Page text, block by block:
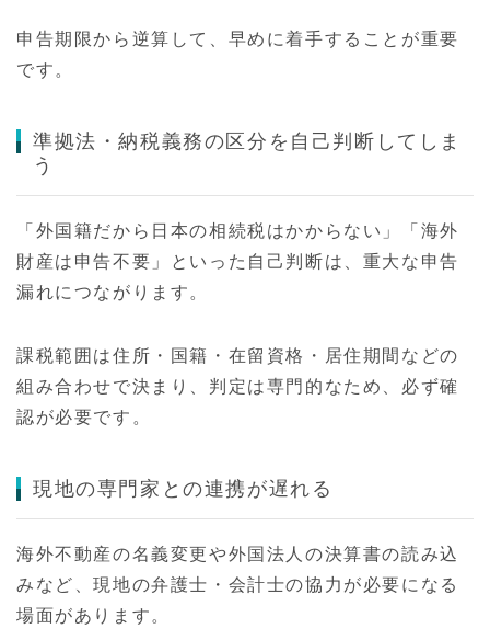
申告期限から逆算して、早めに着手することが重要
です。
準拠法・納税義務の区分を自己判断してしま
う
「外国籍だから日本の相続税はかからない」「海外
財産は申告不要」といった自己判断は、重大な申告
漏れにつながります。
課税範囲は住所・国籍・在留資格・居住期間などの
組み合わせで決まり、判定は専門的なため、必ず確
認が必要です。
現地の専門家との連携が遅れる
海外不動産の名義変更や外国法人の決算書の読み込
みなど、現地の弁護士・会計士の協力が必要になる
場面があります。